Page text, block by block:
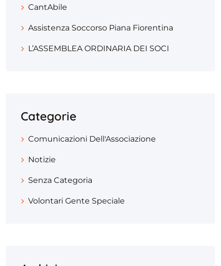
CantAbile
Assistenza Soccorso Piana Fiorentina
L’ASSEMBLEA ORDINARIA DEI SOCI
Categorie
Comunicazioni Dell'Associazione
Notizie
Senza Categoria
Volontari Gente Speciale